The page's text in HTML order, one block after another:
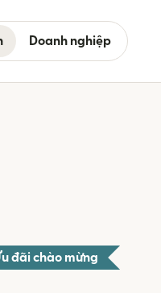
Doanh nghiệp
đãi chào mừng